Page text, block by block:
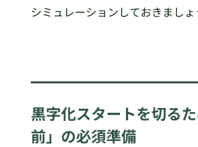
シミュレーションしておきましょ
黒字化スタートを切る
前」の必須準備